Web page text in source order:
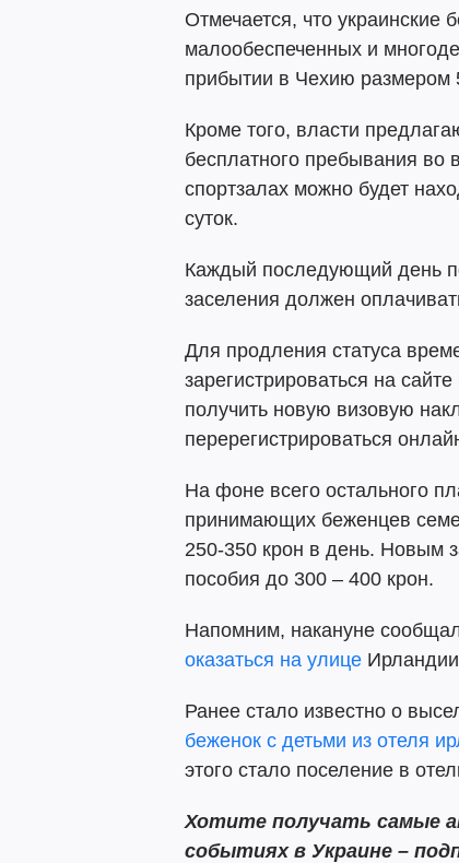
Отмечается, что
малообеспеченных и
прибытии в Чехию размером
Кроме того, власти
бесплатного пребывания во
спортзалах можно будет
суток.
Каждый последующий день
заселения должен
Для продления статуса
зарегистрироваться на
получить новую визовую
перерегистрироваться
На фоне всего остального
принимающих беженцев
250-350 крон в день. Новым
пособия до 300 – 400 крон.
Напомним, накануне
оказаться на улице
Ранее стало известно о
беженок с детьми из отеля
этого стало поселение в
Хотите получать самые
событиях в Украине –